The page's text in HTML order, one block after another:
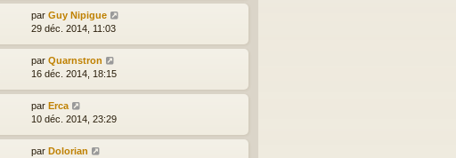
par Guy Nipigue
29 déc. 2014, 11:03
par Quarnstron
16 déc. 2014, 18:15
par Erca
10 déc. 2014, 23:29
par Dolorian